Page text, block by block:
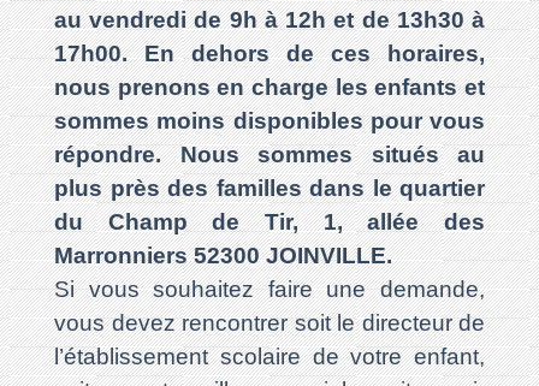
au vendredi de 9h à 12h et de 13h30 à
17h00. En dehors de ces horaires,
nous prenons en charge les enfants et
sommes moins disponibles pour vous
répondre. Nous sommes situés au
plus près des familles dans le quartier
du Champ de Tir, 1, allée des
Marronniers 52300 JOINVILLE.
Si vous souhaitez faire une demande,
vous devez rencontrer soit le directeur de
l’établissement scolaire de votre enfant,